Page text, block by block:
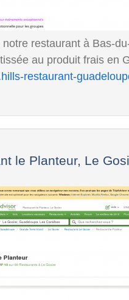
notre restaurant à Bas-
au produit frais en
restaurant-
le Planteur, Le